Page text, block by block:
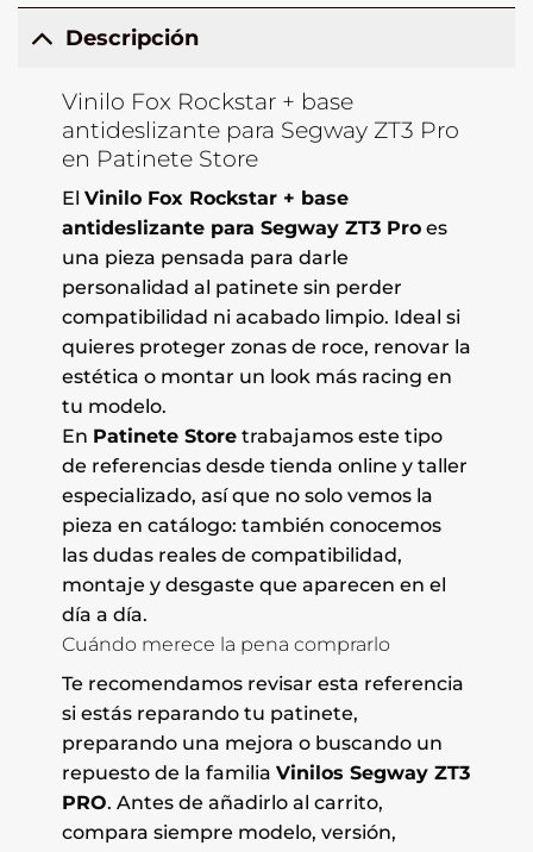
Descripción
Vinilo Fox Rockstar + base
antideslizante para Segway ZT3 Pro
en Patinete Store
El Vinilo Fox Rockstar + base
antideslizante para Segway ZT3 Proes
una pieza pensada para darle
personalidad al patinete sin perder
compatibilidad ni acabado limpio. Ideal si
quieres proteger zonas de roce, renovar la
estética o montar un look más racing en
tu modelo.
En Patinete Storetrabajamos este tipo
de referencias desde tienda online y taller
especializado, así que no solo vemos la
pieza en catálogo: también conocemos
las dudas reales de compatibilidad,
montaje y desgaste que aparecen en el
día a día.
Cuándo merece la pena comprarlo
Te recomendamos revisar esta referencia
si estás reparando tu patinete,
preparando una mejora o buscando un
repuesto de la familia Vinilos Segway ZT3
PRO. Antes de añadirlo al carrito,
compara siempre modelo, versión,